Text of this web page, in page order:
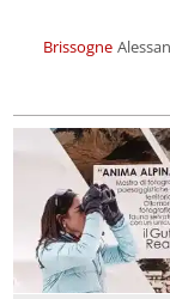
Brissogne